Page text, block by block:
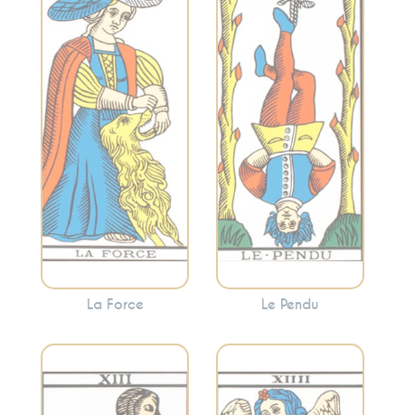
Symbolise la force
intérieure, le
courage et la
maîtrise de soi. La
Force invite à
canaliser vos
énergies pour
surmonter les
obstacles avec
douceur.
La Force
Représente le
lâcher-prise, la
suspension et une
nouvelle
perspective. Cette
carte encourage
souvent à voir les
choses sous un
angle différent et à
abandonner ce qui
ne sert plus.
Le Pendu
Évoque l’équilibre,